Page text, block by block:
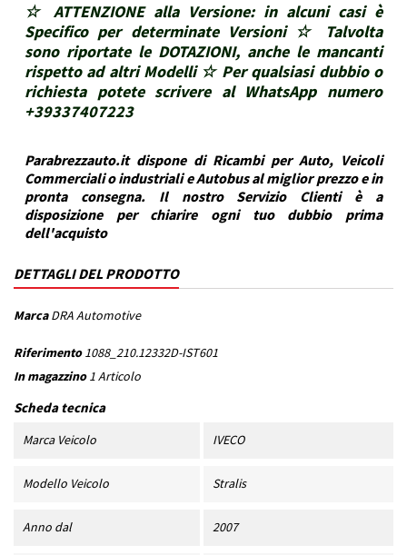
☆ ATTENZIONE alla Versione: in alcuni casi è
Specifico per determinate Versioni ☆ Talvolta
sono riportate le DOTAZIONI, anche le mancanti
rispetto ad altri Modelli ☆ Per qualsiasi dubbio o
richiesta potete scrivere al WhatsApp numero
+39337407223
Parabrezzauto.it dispone di Ricambi per Auto, Veicoli
Commerciali o industriali e Autobus al miglior prezzo e in
pronta consegna. Il nostro Servizio Clienti è a
disposizione per chiarire ogni tuo dubbio prima
dell'acquisto
DETTAGLI DEL PRODOTTO
Marca DRA Automotive
Riferimento 1088_210.12332D-IST601
In magazzino 1 Articolo
Scheda tecnica
Marca Veicolo IVECO
Modello Veicolo Stralis
Anno dal 2007